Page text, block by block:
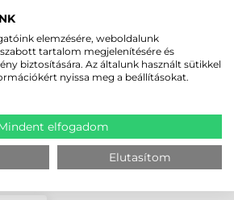
ISMERJE MEG
VÉLEMÉNYÉT
CSATORNÁNKAT!
TERMÉKEK
elemzésére, weboldalunk
tartalom megjelenítésére és
biztosítására. Az általunk használt sütikkel
nyissa meg a beállításokat.
elfogadom
Elutasítom